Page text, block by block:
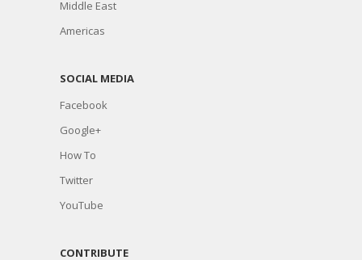
Middle East
Americas
SOCIAL MEDIA
Facebook
Google+
How To
Twitter
YouTube
CONTRIBUTE